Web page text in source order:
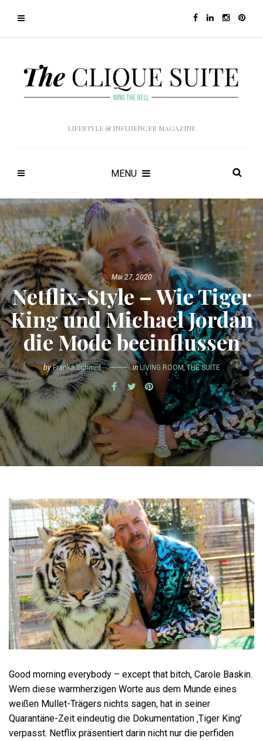
LIFESTYLE & INFLUENCER MAGAZINE
MENU
Mai 27, 2020
Netflix-Style – Wie Tiger
King und Michael Jordan
die Mode beeinflussen
byFranka Schmid in LIVING ROOM,THE SUITE
Good morning everybody – except that bitch, Carole Baskin.
Wem diese warmherzigen Worte aus dem Munde eines
weißen Mullet-Trägers nichts sagen, hat in seiner
Quarantäne-Zeit eindeutig die Dokumentation ‚Tiger King’
verpasst. Netflix präsentiert darin nicht nur die perfiden